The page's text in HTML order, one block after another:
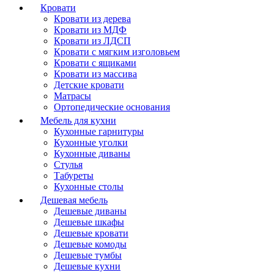
Кровати
Кровати из дерева
Кровати из МДФ
Кровати из ЛДСП
Кровати с мягким изголовьем
Кровати с ящиками
Кровати из массива
Детские кровати
Матрасы
Ортопедические основания
Мебель для кухни
Кухонные гарнитуры
Кухонные уголки
Кухонные диваны
Стулья
Табуреты
Кухонные столы
Дешевая мебель
Дешевые диваны
Дешевые шкафы
Дешевые кровати
Дешевые комоды
Дешевые тумбы
Дешевые кухни